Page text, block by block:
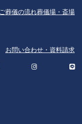
ご葬儀の流れ葬儀場・斎場
お問い合わせ・資料請求